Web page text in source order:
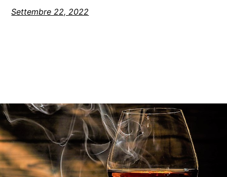
Settembre 22, 2022